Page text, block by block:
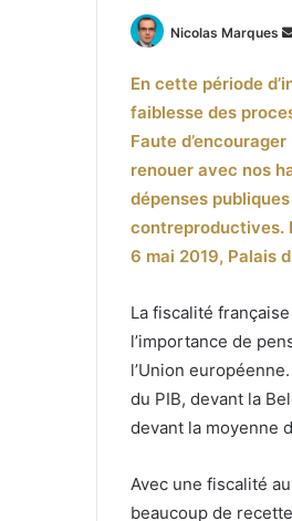
Nicolas Marques
En cette période
faiblesse des
Faute
renouer avec nos
dépenses
contreproductives.
6 mai 2019, Palais
La fiscalité
l’importance de
l’Union
du PIB, devant la
devant la moyenne
Avec une fiscalité
beaucoup de